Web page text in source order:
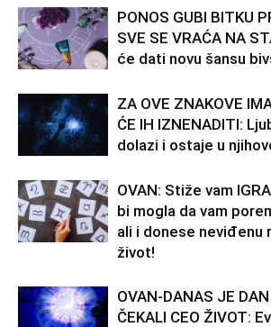
PONOS GUBI BITKU
SVE SE VRAĆA NA
će dati novu šansu
ZA OVE ZNAKOVE
ĆE IH IZNENADITI:
dolazi i ostaje u
OVAN: Stiže vam
bi mogla da vam
ali i donese neviđenu
život!
OVAN-DANAS JE
ČEKALI CEO ŽIVOT: